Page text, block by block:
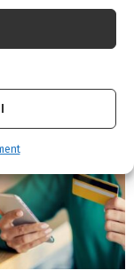
și
anti-gândaci